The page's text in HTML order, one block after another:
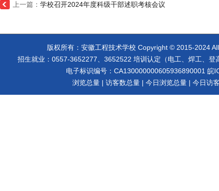
上一篇： 学校召开2024年度科级干部述职考核会议
版权所有：安徽工程技术学校 Copyright © 2015-2024
招生就业：0557-3652277、3652522 培训认定（电工、焊工、
电子标识编号：CA130000000605936890001 皖
浏览总量 | 访客数总量 | 今日浏览总量 | 今日访